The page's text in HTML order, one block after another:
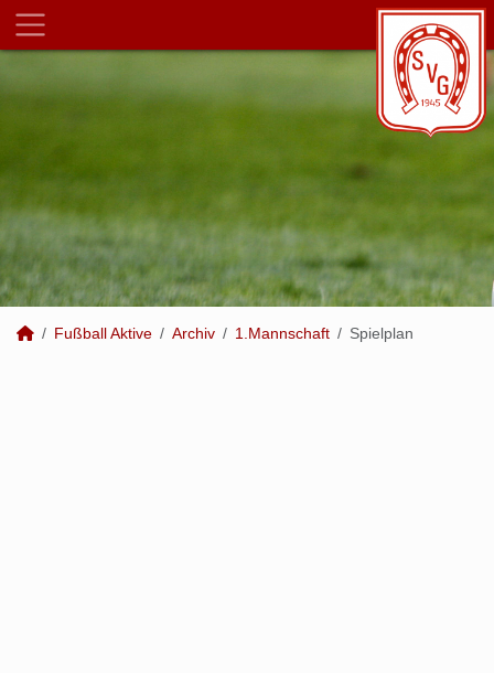
Fußball Aktive Archiv 1.Mannschaft Spielplan